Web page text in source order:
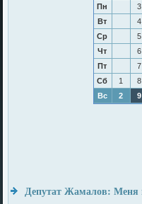
Пн 3
Вт
4
Ср
5
Чт
6
Пт
7
Сб
1 8
Вс
2 9
Депутат Жамалов: Меня